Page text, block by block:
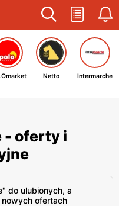
Netto Intermarche
- oferty i
do ulubionych, a
ofertach